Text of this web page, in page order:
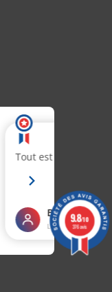
9.8/10
376 avis